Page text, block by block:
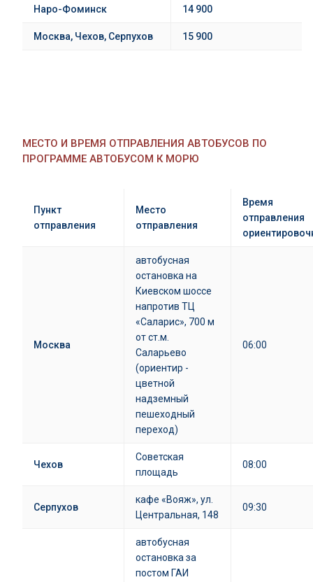
Наро-Фоминск 14 900
Москва, Чехов, Серпухов 15 900
МЕСТО И ВРЕМЯ ОТПРАВЛЕНИЯ АВТОБУСОВ ПО
ПРОГРАММЕ АВТОБУСОМ К МОРЮ
Пункт
отправления
Место
отправления
Время
отправления
Москва
автобусная
остановка на
Киевском шоссе
напротив ТЦ
«Саларис», 700 м
от ст.м.
Саларьево
(ориентир -
цветной
надземный
пешеходный
переход)
06:00
Чехов
Советская
площадь
08:00
Серпухов
кафе «Вояж», ул.
Центральная, 148
09:30
автобусная
остановка за
постом ГАИ